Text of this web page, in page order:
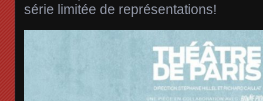
série limitée de représentations!